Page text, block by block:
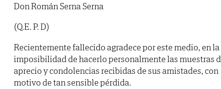
Don Román Serna Serna
(Q.E. P. D)
Recientemente fallecido agradece por este medio, en la
imposibilidad de hacerlo personalmente las muestras
aprecio y condolencias recibidas de sus amistades, con
motivo de tan sensible pérdida.